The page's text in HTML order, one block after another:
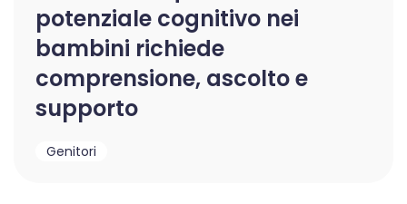
potenziale cognitivo nei
bambini richiede
comprensione, ascolto e
supporto
Genitori